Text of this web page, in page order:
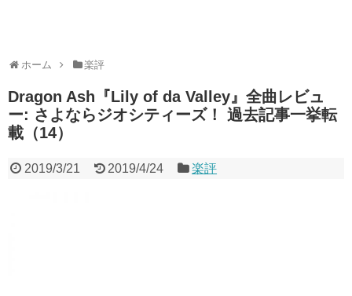
ホーム 楽評
Dragon Ash『Lily of da Valley』全曲レビュ
ー: さよならジオシティーズ！ 過去記事一挙転
載（14）
2019/3/21 2019/4/24 楽評